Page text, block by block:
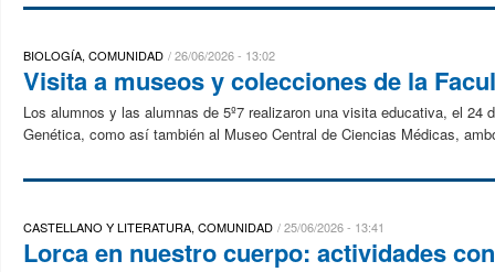
BIOLOGÍA, COMUNIDAD 26/06/2026 - 13:02
Visita a museos y colecciones de la
Los alumnos y las alumnas de 5º7 realizaron una visita educativa, el
Genética, como así también al Museo Central de Ciencias Médicas,
CASTELLANO Y LITERATURA, COMUNIDAD 25/06/2026 - 13:41
Lorca en nuestro cuerpo: actividades